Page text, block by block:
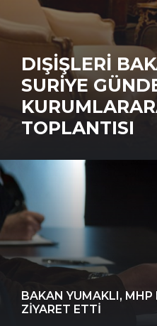
BAKAN YUMAKLI, MHP
ZIYARET ETTI